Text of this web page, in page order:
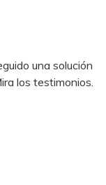
una solución
los testimonios.